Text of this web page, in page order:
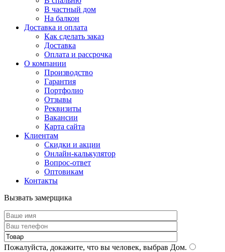
В частный дом
На балкон
Доставка и оплата
Как сделать заказ
Доставка
Оплата и рассрочка
О компании
Производство
Гарантия
Портфолио
Отзывы
Реквизиты
Вакансии
Карта сайта
Клиентам
Скидки и акции
Онлайн-калькулятор
Вопрос-ответ
Оптовикам
Контакты
Вызвать замерщика
Пожалуйста, докажите, что вы человек, выбрав Дом.